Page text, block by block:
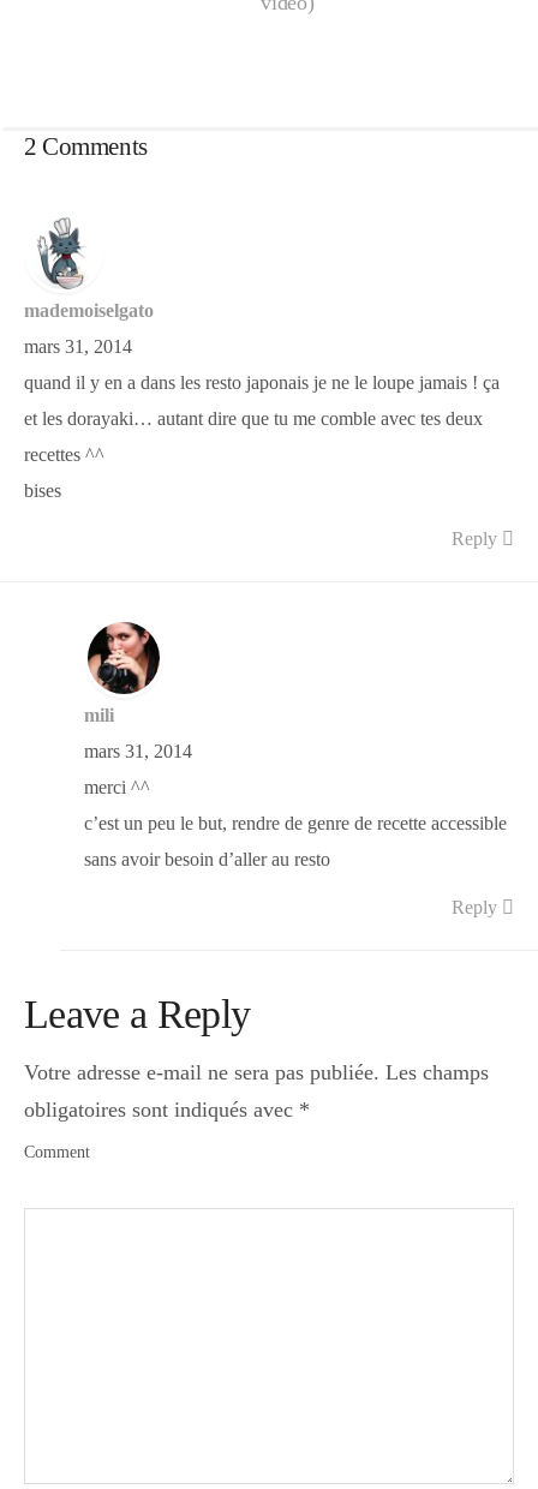
2 Comments
mademoiselgato
mars 31, 2014
quand il y en a dans les resto japonais je ne le loupe jamais ! ça
et les dorayaki… autant dire que tu me comble avec tes deux
recettes ^^
bises
Reply
mili
mars 31, 2014
merci ^^
c’est un peu le but, rendre de genre de recette accessible
sans avoir besoin d’aller au resto
Reply
Leave a Reply
Votre adresse e-mail ne sera pas publiée. Les champs
obligatoires sont indiqués avec *
Comment